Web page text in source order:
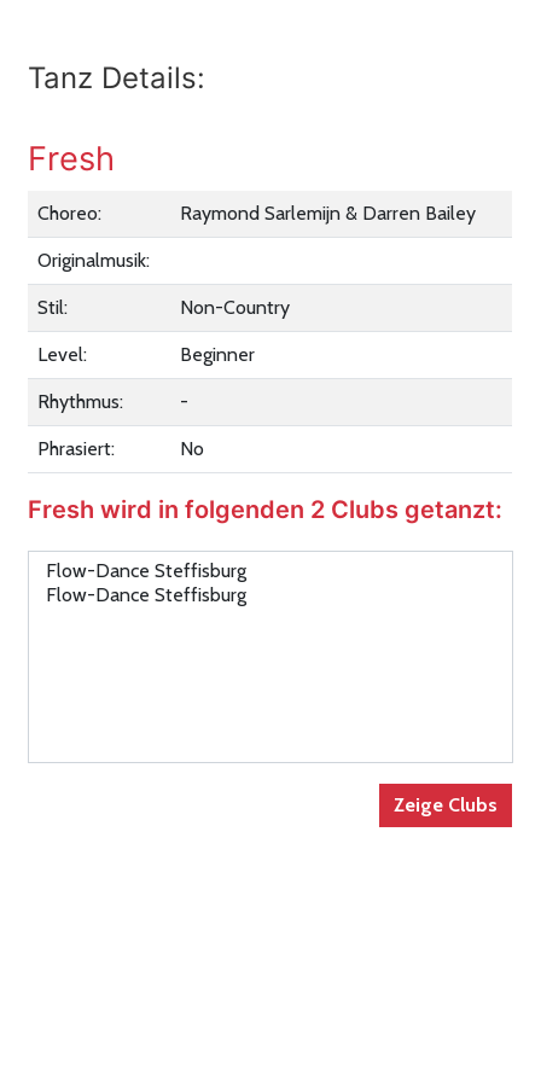
Tanz Details:
Fresh
Choreo: Raymond Sarlemijn & Darren Bailey
Originalmusik:
Stil: Non-Country
Level: Beginner
Rhythmus: -
Phrasiert: No
Fresh wird in folgenden 2 Clubs getanzt: